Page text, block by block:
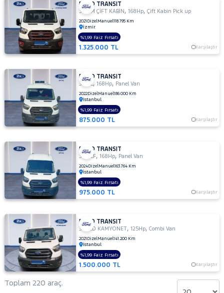
350
MF
VAN
350ED
KAMYONET
KAMYONET
410 L
MINIBUS
14+1 135
DELUX
410 L VAN
VAN
YÜKSEK
TAVAN
430 ED
EKSTRA
ÇIFT
ARKA
TEKER
440 E
14+1
Minibüs
Tek
FORD TRANSIT
350 M ÇİFT KABİN ,168Hp,Çift Kabin Pick up
2021 DizelManuel118.795 Km
İzmir
1.325.000 TL Karşılaştır
%1,99 Faiz Fırsatı
FORD TRANSIT
350 L,168Hp, Panel Van
2022DizelManuel186.000 Km
İstanbul
875.000 TL Karşılaştır
%1,99 Faiz Fırsatı
FORD TRANSIT
350 LF,168Hp, Panel Van
2024DizelManuel163.764 Km
İstanbul
975.000 TL Karşılaştır
%1,99 Faiz Fırsatı
FORD TRANSIT
350ED KAMYONET,125Hp,Combi Van
2021 DizelManuel141.200 Km
İstanbul
1.500.000 TL Karşılaştır
%1,99 Faiz Fırsatı
Toplam 220 araç.